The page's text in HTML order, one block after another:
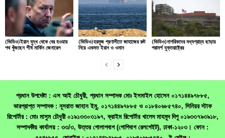
(ভিডিও)ইরান যুদ্ধ থেকে বের হওয়ার
পথ খুঁজছেন শীর্ষ মার্কিন জেনারেল
(ভিডিও)হরমুজ প্রণালীতে জাহাজের রুট
নিয়ে একমত ইরান ও ওমান
(ভিডিও)নাগরিকদের মধ্যপ্রাচ্য ছাড়ার
পরামর্শ যুক্তরাষ্ট্রের
প্রধান উপদেষ্টা : এস আই চৌধুরী, প্রধান সম্পাদক মোঃ ইসমাইল হোসেন ০১৭১৪৪৯৭৮৮৫,
ভারপ্রাপ্ত সম্পাদক : নূসরাত জাহান ইমু, ০১৭১৪৪৯৭৮৮৫ ও ০১৮৪০৬৮৫৭৪০, সিনিয়র স্টাফ
রিপোর্টার : মোঃ মাসুম চৌধুরী ০১৯১৩৩০৩১৯৭, ক্রাইম রিপোর্টার খালেদ মাহমুদ দিপু ০১৯৩৩৭৯৩৯১৮,
সম্পাদকীয় কার্যালয় : ৩৩/৩, উত্তর গোলাপবাগ (গোপিবাগ রেলগেইট), ঢাকা-১২০৩। ফোন :